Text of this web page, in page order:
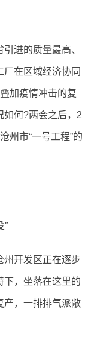
进的质量最高、
在区域经济协同
加疫情冲击的复
如何?两会之后，2
州市“一号工程”的
”
开发区正在逐步
下，坐落在这里的
产，一排排气派敞